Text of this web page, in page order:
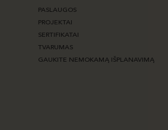
PASLAUGOS
PROJEKTAI
SERTIFIKATAI
TVARUMAS
GAUKITE NEMOKAMĄ IŠPLANAVIMĄ